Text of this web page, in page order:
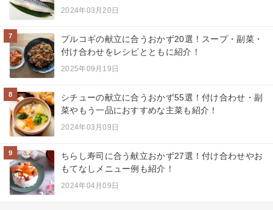
2024年03月20日
7
プルコギの献立に合うおかず20選！スープ・副菜・
付け合わせをレシピとともに紹介！
2025年09月19日
8
シチューの献立に合うおかず55選！付け合わせ・副
菜やもう一品におすすめな主菜も紹介！
2024年03月09日
9
ちらし寿司に合う献立おかず27選！付け合わせやお
もてなしメニュー例も紹介！
2024年04月09日